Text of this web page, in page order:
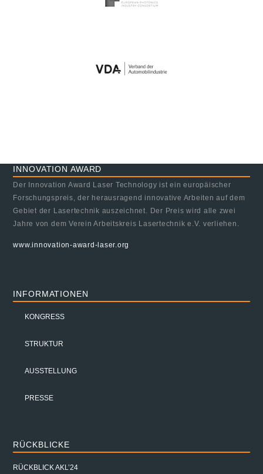
INNOVATION AWARD
Der Innovation Award Laser Technology ist ein europäischer
Forschungspreis, der herausragend innovative Arbeiten auf dem
Gebiet der Lasertechnik auszeichnet. Der Preis wird alle zwei
Jahre von dem Verein Arbeitskreis Lasertechnik e.V. verliehen.
www.innovation-award-laser.org
INFORMATIONEN
KONGRESS
STRUKTUR
AUSSTELLUNG
PRESSE
RÜCKBLICKE
RÜCKBLICK AKL’24